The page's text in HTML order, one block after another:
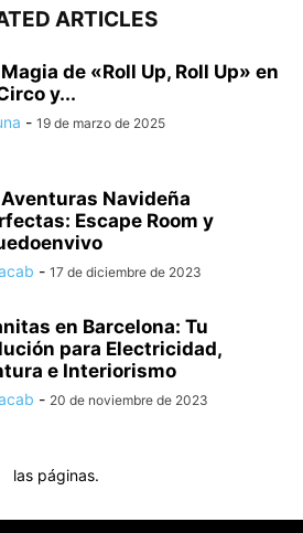
ARTICLES
de «Roll Up, Roll Up» en
y...
- 19 de marzo de 2025
Aventuras Navideña
Escape Room y
- 17 de diciembre de 2023
en Barcelona: Tu
para Electricidad,
e Interiorismo
- 20 de noviembre de 2023
las páginas.